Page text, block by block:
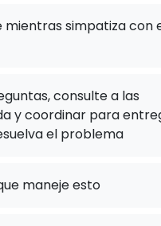
simpatiza con
consulte a las
y coordinar para
el problema
maneje esto